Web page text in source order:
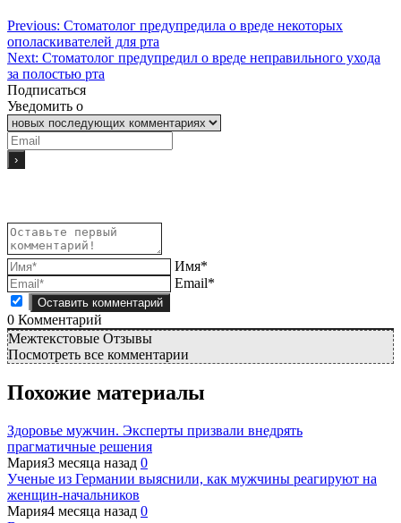
Previous: Стоматолог предупредила о вреде некоторых
ополаскивателей для рта
Next: Стоматолог предупредил о вреде неправильного ухода
за полостью рта
Подписаться
Уведомить о
Имя*
Email*
0 Комментарий
Межтекстовые Отзывы
Посмотреть все комментарии
Похожие материалы
Здоровье мужчин. Эксперты призвали внедрять
прагматичные решения
Мария3 месяца назад 0
Ученые из Германии выяснили, как мужчины реагируют на
женщин-начальников
Мария4 месяца назад 0